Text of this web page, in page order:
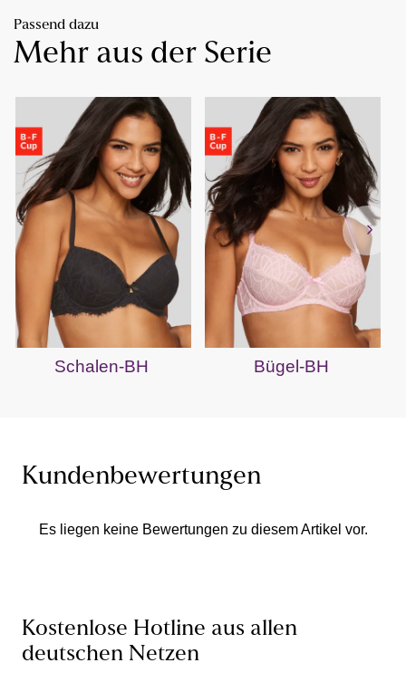
Passend dazu
Mehr aus der Serie
Schalen-BH Bügel-BH
Kundenbewertungen
Es liegen keine Bewertungen zu diesem Artikel vor.
Kostenlose Hotline aus allen
deutschen Netzen